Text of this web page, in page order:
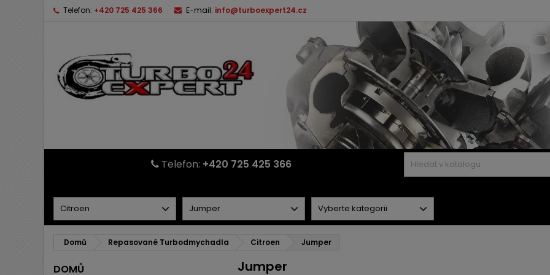
Telefon: +420 725 425 366 E-mail: info@turboexpert24.cz
Telefon: +420 725 425 366
Domů Repasované Turbodmychadla Citroen Jumper
DOMŮ Jumper